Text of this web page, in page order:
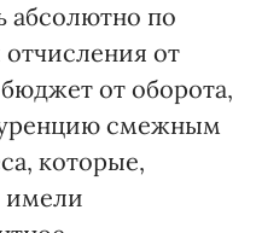
абсолютно по
от
от оборота,
смежным
которые,
имели